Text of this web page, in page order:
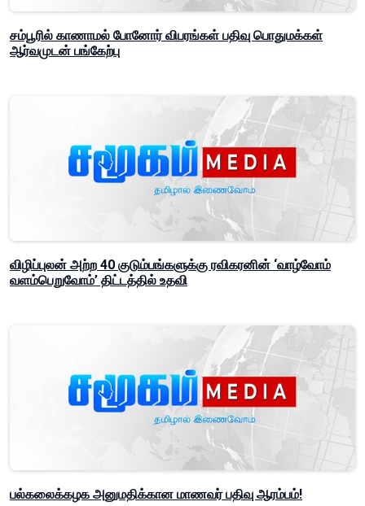
சம்பூரில் காணாமல் போனோர் விபரங்கள் பதிவு பொதுமக்கள்
ஆர்வமுடன் பங்கேற்பு
விழிப்புலன் அற்ற 40 குடும்பங்களுக்கு ரவிகரனின் ‘வாழ்வோம்
வளம்பெறுவோம்’ திட்டத்தில் உதவி
பல்கலைக்கழக அனுமதிக்கான மாணவர் பதிவு ஆரம்பம்!